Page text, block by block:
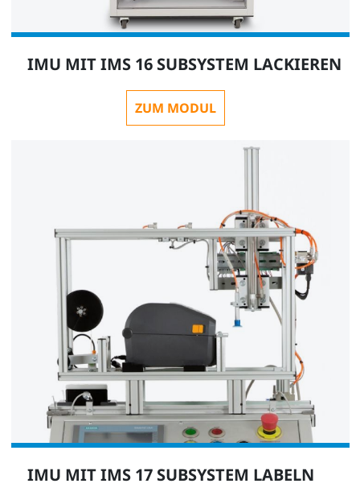
IMU MIT IMS 16 SUBSYSTEM LACKIEREN
ZUM MODUL
IMU MIT IMS 17 SUBSYSTEM LABELN